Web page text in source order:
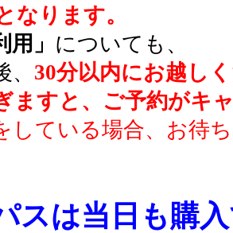
なります。
用」 についても、
30分以内にお越し
ますと、ご予約がキ
している場合、お待
スは当日も購